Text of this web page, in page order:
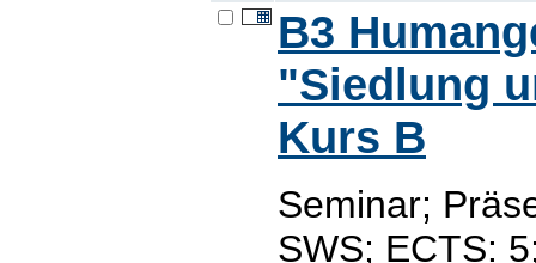
B3
"Siedlung
Kurs B
Seminar;
SWS; ECTS: